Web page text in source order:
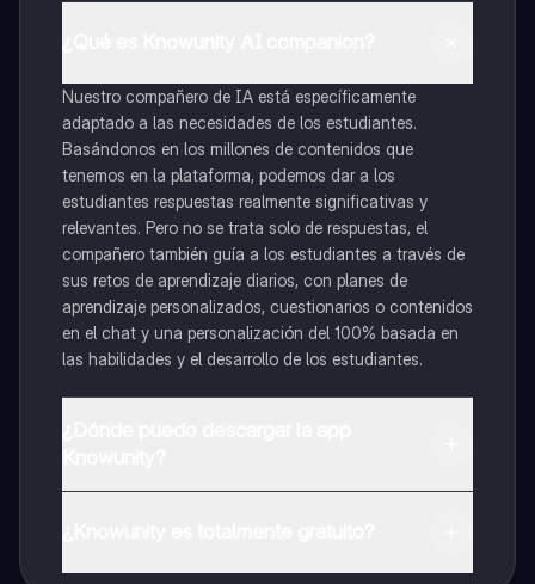
Nuestro compañero de IA está específicamente
adaptado a las necesidades de los estudiantes.
Basándonos en los millones de contenidos que
tenemos en la plataforma, podemos dar a los
estudiantes respuestas realmente significativas y
relevantes. Pero no se trata solo de respuestas, el
compañero también guía a los estudiantes a través de
sus retos de aprendizaje diarios, con planes de
aprendizaje personalizados, cuestionarios o contenidos
en el chat y una personalización del 100% basada en
las habilidades y el desarrollo de los estudiantes.